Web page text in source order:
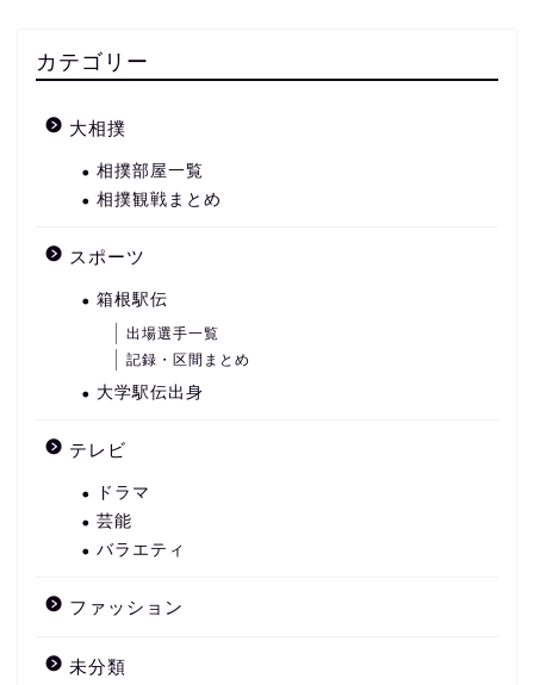
カテゴリー
大相撲
相撲部屋一覧
相撲観戦まとめ
スポーツ
箱根駅伝
出場選手一覧
記録・区間まとめ
大学駅伝出身
テレビ
ドラマ
芸能
バラエティ
ファッション
未分類